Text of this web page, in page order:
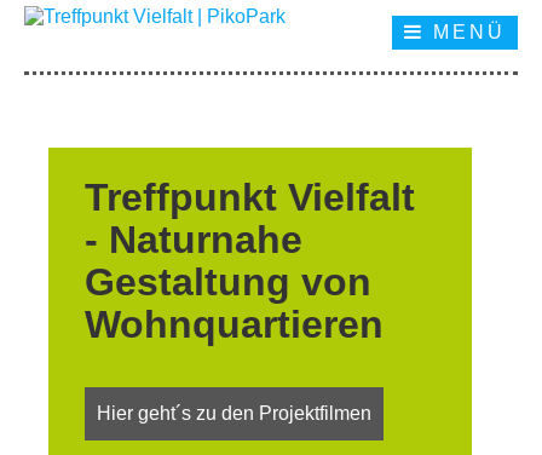
MENÜ
Treffpunkt Vielfalt
- Naturnahe
Gestaltung von
Wohnquartieren
Hier geht´s zu den Projektfilmen